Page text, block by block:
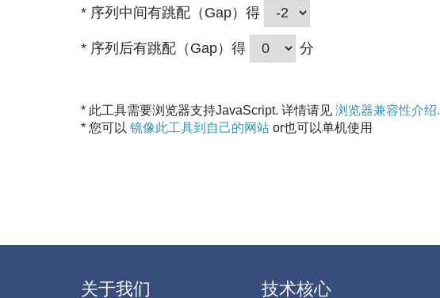
* 序列中间有跳配（Gap）得
* 序列后有跳配（Gap）得 分
* 此工具需要浏览器支持JavaScript. 详情请见 浏览器兼容性介绍.
* 您可以 镜像此工具到自己的网站 or也可以单机使用
关于我们 技术核心